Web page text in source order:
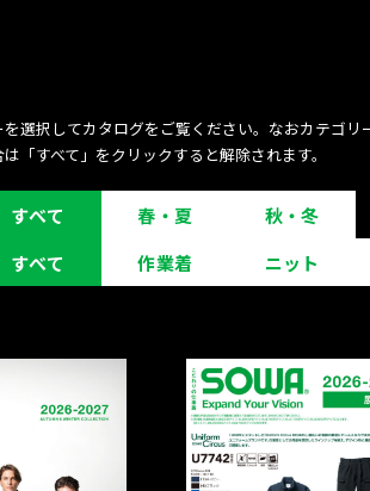
選択してカタログをご覧ください。なおカテゴ
「すべて」をクリックすると解除されます。
すべて 春・夏 秋・冬
すべて 作業着 ニット